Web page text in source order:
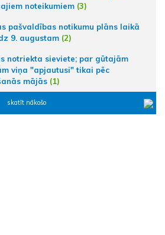
noteikumiem (3)
pašvaldības notikumu plāns laikā
9. augustam (2)
notriekta sieviete; par gūtajām
viņa "apjautusi" tikai pēc
mājās (1)
skatīt nākošo